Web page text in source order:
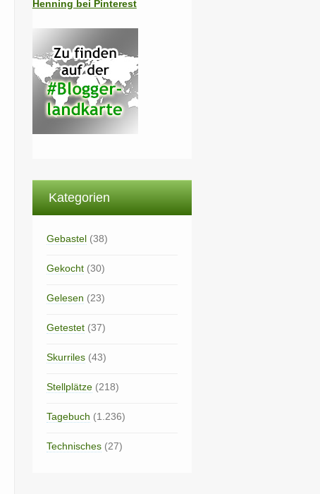
Henning bei Pinterest
Kategorien
Gebastel(38)
Gekocht(30)
Gelesen (23)
Getestet(37)
Skurriles(43)
Stellplätze(218)
Tagebuch (1.236)
Technisches(27)